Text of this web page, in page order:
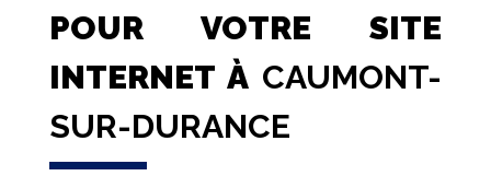
POUR VOTRE SITE
INTERNET À CAUMONT-
SUR-DURANCE